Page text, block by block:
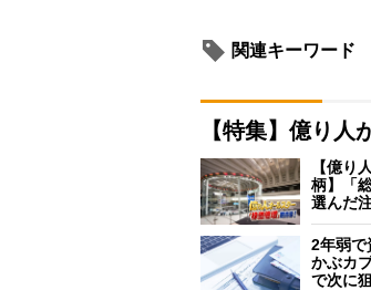
関連キーワード
【特集】億り人
【億り
柄】「
選んだ
2年弱で
かぶカ
で次に